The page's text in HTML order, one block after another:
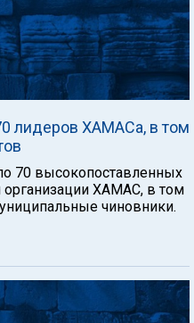
лидеров ХАМАСа, в том
70 высокопоставленных
организации ХАМАС, в том
чиновники.